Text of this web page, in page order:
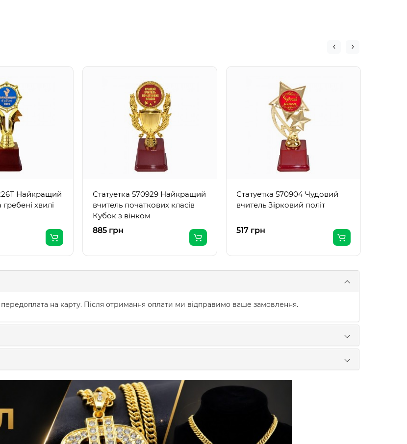
Найкращий
гребені хвилі
Статуетка 570929 Найкращий
вчитель початкових класів
Кубок з вінком
885 грн
Статуетка 570904 Чудовий
вчитель Зірковий політ
517 грн
передоплата на карту. Після отримання оплати ми відправимо ваше замовлення.